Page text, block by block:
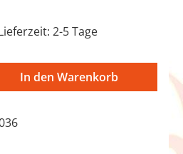
2-5 Tage
Gib den
In den Warenkorb